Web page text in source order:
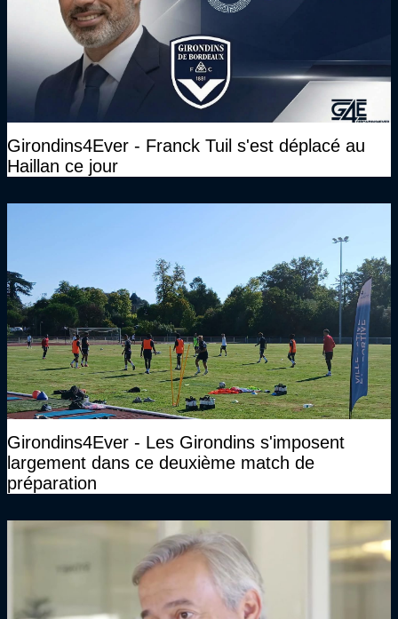
Girondins4Ever - Franck Tuil s'est déplacé au
Haillan ce jour
Girondins4Ever - Les Girondins s'imposent
largement dans ce deuxième match de
préparation